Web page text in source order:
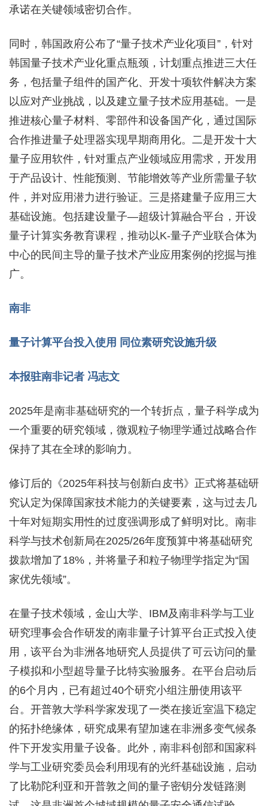
承诺在关键领域密切合作。
同时，韩国政府公布了“量子技术产业化项目”，针对
韩国量子技术产业化重点瓶颈，计划重点推进三大任
务，包括量子组件的国产化、开发十项软件解决方案
以应对产业挑战，以及建立量子技术应用基础。一是
推进核心量子材料、零部件和设备国产化，通过国际
合作推进量子处理器实现早期商用化。二是开发十大
量子应用软件，针对重点产业领域应用需求，开发用
于产品设计、性能预测、节能增效等产业所需量子软
件，并对应用潜力进行验证。三是搭建量子应用三大
基础设施。包括建设量子—超级计算融合平台，开设
量子计算实务教育课程，推动以K-量子产业联合体为
中心的民间主导的量子技术产业应用案例的挖掘与推
广。
南非
量子计算平台投入使用 同位素研究设施升级
本报驻南非记者 冯志文
2025年是南非基础研究的一个转折点，量子科学成为
一个重要的研究领域，微观粒子物理学通过战略合作
保持了其在全球的影响力。
修订后的《2025年科技与创新白皮书》正式将基础研
究认定为保障国家技术能力的关键要素，这与过去几
十年对短期实用性的过度强调形成了鲜明对比。南非
科学与技术创新局在2025/26年度预算中将基础研究
拨款增加了18%，并将量子和粒子物理学指定为“国
家优先领域”。
在量子技术领域，金山大学、IBM及南非科学与工业
研究理事会合作研发的南非量子计算平台正式投入使
用，该平台为非洲各地研究人员提供了可云访问的量
子模拟和小型超导量子比特实验服务。在平台启动后
的6个月内，已有超过40个研究小组注册使用该平
台。开普敦大学科学家发现了一类在接近室温下稳定
的拓扑绝缘体，研究成果有望加速在非洲多变气候条
件下开发实用量子设备。此外，南非科创部和国家科
学与工业研究委员会利用现有的光纤基础设施，启动
了比勒陀利亚和开普敦之间的量子密钥分发链路测